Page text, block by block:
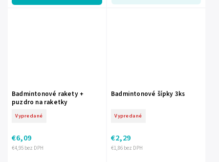
Badmintonové rakety +
puzdro na raketky
Vypredané
€4,95 bez DPH
€6,09
Badmintonové šípky 3ks
Vypredané
€1,86 bez DPH
€2,29